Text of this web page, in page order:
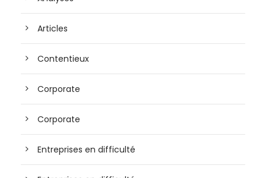
Articles
Contentieux
Corporate
Corporate
Entreprises en difficulté